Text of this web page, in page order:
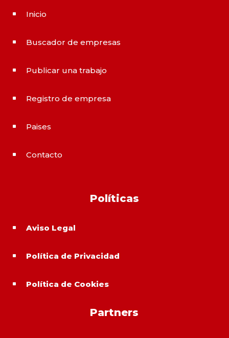
^ Inicio
^ Buscador de empresas
^ Publicar una trabajo
^ Registro de empresa
^ Paises
^ Contacto
Políticas
^ Aviso Legal
^ Política de Privacidad
^ Política de Cookies
Partners